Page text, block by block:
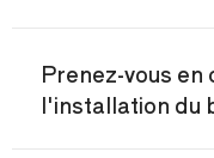
Prenez-vous en
l'installation du